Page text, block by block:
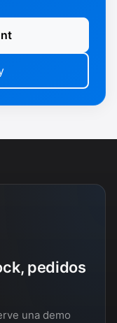
pedidos
una demo